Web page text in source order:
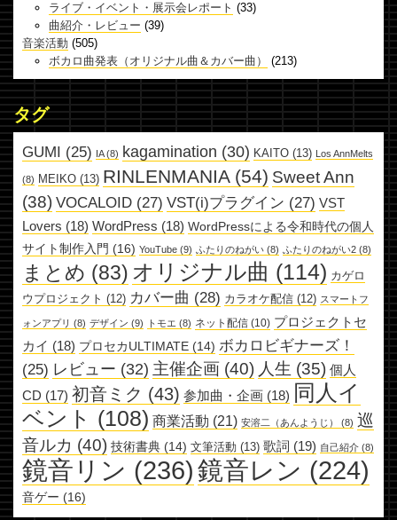
ライブ・イベント・展示会レポート (33)
曲紹介・レビュー (39)
音楽活動 (505)
ボカロ曲発表（オリジナル曲＆カバー曲）
(213)
タグ
GUMI (25) IA(8) kagamination (30) KAITO (13) Los AnnMelts
(8) MEIKO (13) RINLENMANIA(54) Sweet Ann
(38) VOCALOID (27) VST(i)プラグイン (27) VST
Lovers (18) WordPress (18) WordPressによる令和時代の個人
サイト制作入門 (16) YouTube (9) ふたりのねがい (8) ふたりのねがい2 (8)
まとめ (83) オリジナル曲 (114) カゲロ
ウプロジェクト (12) カバー曲 (28) カラオケ配信 (12) スマートフ
ォンアプリ (8) デザイン (9) トモエ (8) ネット配信 (10) プロジェクトセ
カイ (18) プロセカULTIMATE (14) ボカロビギナーズ！
(25) レビュー (32) 主催企画 (40) 人生 (35) 個人
CD (17) 初音ミク (43) 参加曲・企画 (18) 同人イ
ベント (108) 商業活動 (21) 安溶二（あんようじ） (8) 巡
音ルカ (40) 技術書典 (14) 文筆活動 (13) 歌詞 (19) 自己紹介 (8)
鏡音リン (236)鏡音レン (224)
音ゲー (16)